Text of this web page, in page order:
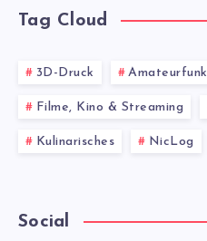
Tag Cloud
3D-Druck Amateurfunk
Filme, Kino & Streaming
Kulinarisches NicLog
Social